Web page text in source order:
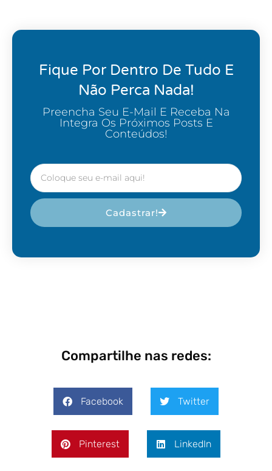
Fique Por Dentro De Tudo E
Não Perca Nada!
Preencha Seu E-Mail E Receba Na
Integra Os Próximos Posts E
Conteúdos!
Cadastrar!
Compartilhe nas redes:
Facebook Twitter
Pinterest LinkedIn